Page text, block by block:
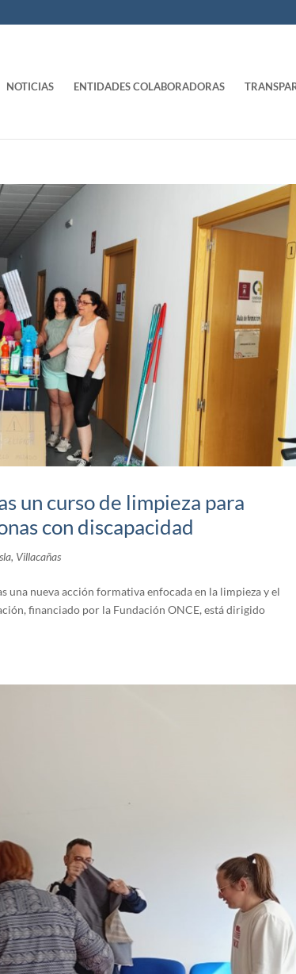
NOTICIAS ENTIDADES COLABORADORAS
un curso de limpieza para
con discapacidad
, Villacañas
una nueva acción formativa enfocada en la limpieza y el
financiado por la Fundación ONCE, está dirigido